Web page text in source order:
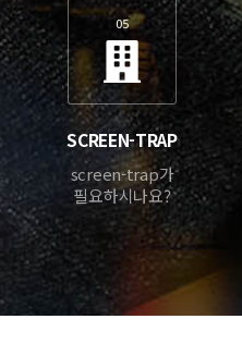
05
SCREEN-TRAP
screen-trap가
필요하시나요?